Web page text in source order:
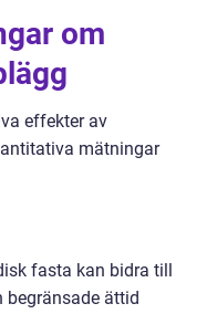
om
effekter av
mätningar
fasta kan bidra till
begränsade ättid